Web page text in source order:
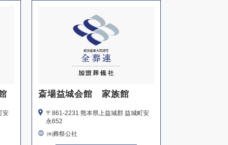
安
斎場益城会館 家族館
〒861-2231 熊本県上益城郡 益城町安
永652
㈲葬祭公社